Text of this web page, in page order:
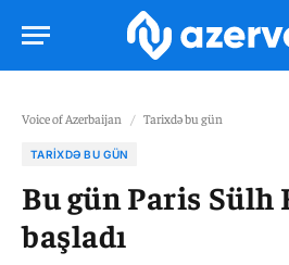
Voice of Azerbaijan / Tarixdə bu gün
TARIXDƏ BU GÜN
Bu gün Paris Sülh
başladı